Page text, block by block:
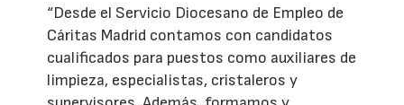
“Desde el Servicio Diocesano de Empleo de
Cáritas Madrid contamos con candidatos
cualificados para puestos como auxiliares de
limpieza, especialistas, cristaleros y